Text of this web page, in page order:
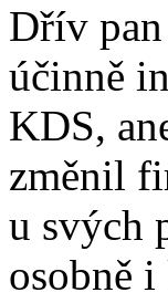
Dřív
účinně
KDS,
změnil
u svých
osobně